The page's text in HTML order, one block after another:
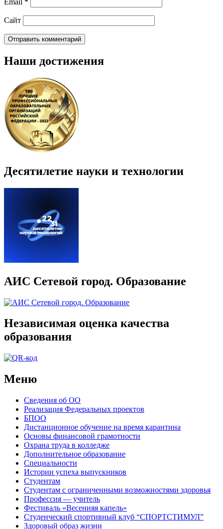
Email *
Сайт
Наши достижения
Десятилетие науки и технологии
АИС Сетевой город. Образование
Независимая оценка качества
образования
Меню
Сведения об ОО
Реализация Федеральных проектов
БПОО
Дистанционное обучение на время карантина
Основы финансовой грамотности
Охрана труда в колледже
Дополнительное образование
Специальности
Истории успеха выпускников
Студентам
Студентам с ограниченными возможностями здоровья
Профессия — учитель
Фестиваль «Весенняя капель»
Студенческий спортивный клуб “СПОРТСТИМУЛ”
Здоровый образ жизни